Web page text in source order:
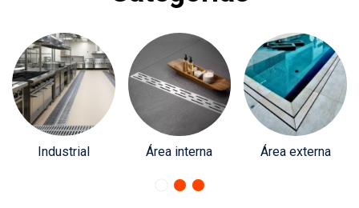
Industrial Área interna Área externa